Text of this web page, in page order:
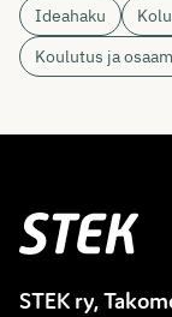
Ideahaku
Koulutus ja
Stek
STEK ry,